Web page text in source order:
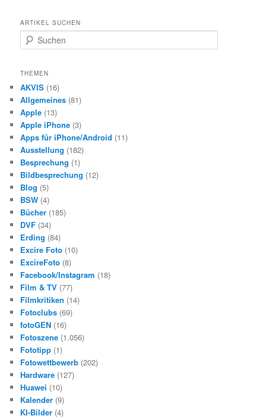
ARTIKEL SUCHEN
u
h
n
THEMEN
AKVIS (16)
Allgemeines (81)
Apple (13)
Apple iPhone (3)
Apps für iPhone/Android (11)
Ausstellung (182)
Besprechung (1)
Bildbesprechung (12)
Blog (5)
BSW (4)
Bücher (185)
DVF (34)
Erding (84)
Excire Foto (10)
ExcireFoto (8)
Facebook/Instagram (18)
Film & TV (77)
Filmkritiken (14)
Fotoclubs (69)
fotoGEN (16)
Fotoszene (1.056)
Fototipp (1)
Fotowettbewerb (202)
Hardware (127)
Huawei (10)
Kalender (9)
KI-Bilder (4)